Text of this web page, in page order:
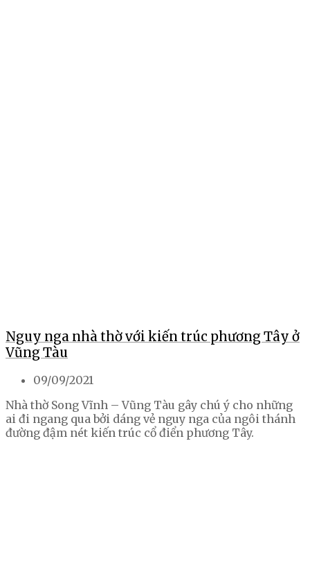
Nguy nga nhà thờ với kiến trúc phương Tây ở
Vũng Tàu
09/09/2021
Nhà thờ Song Vĩnh – Vũng Tàu gây chú ý cho những
ai đi ngang qua bởi dáng vẻ nguy nga của ngôi thánh
đường đậm nét kiến trúc cổ điển phương Tây.